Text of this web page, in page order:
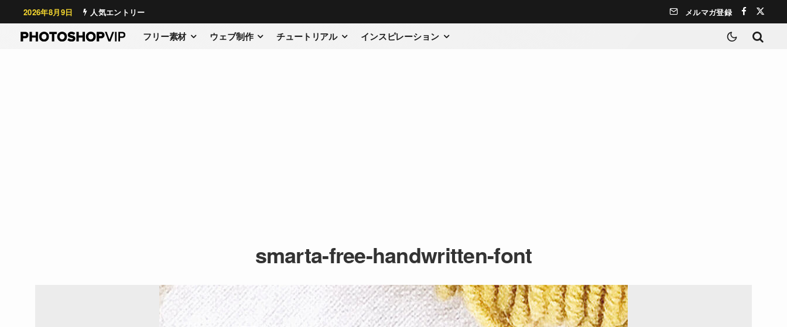
2026年8月9日 人気エントリー メルマガ登録
フリー素材 ウェブ制作 チュートリアル インスピレーション
smarta-free-handwritten-font